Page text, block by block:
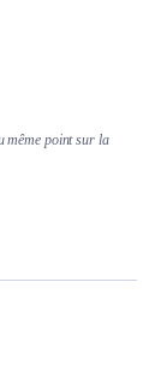
même point sur la